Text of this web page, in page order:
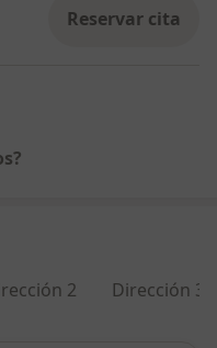
Reservar cita
2 Dirección 3